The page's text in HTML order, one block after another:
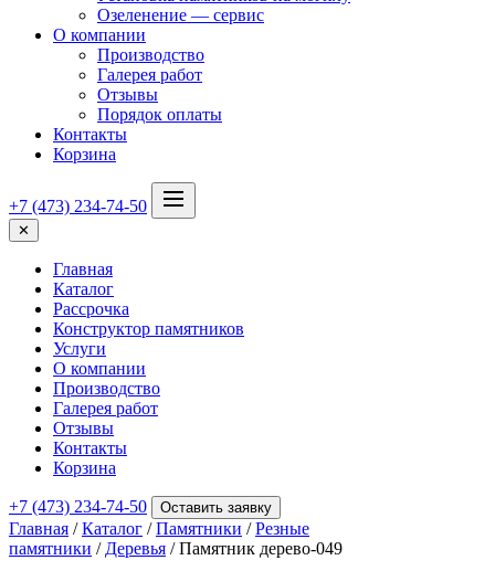
Озеленение — сервис
О компании
Производство
Галерея работ
Отзывы
Порядок оплаты
Контакты
Корзина
+7 (473) 234-74-50
✕
Главная
Каталог
Рассрочка
Конструктор памятников
Услуги
О компании
Производство
Галерея работ
Отзывы
Контакты
Корзина
+7 (473) 234-74-50 Оставить заявку
Главная /Каталог /Памятники /Резные
памятники / Деревья / Памятник дерево-049